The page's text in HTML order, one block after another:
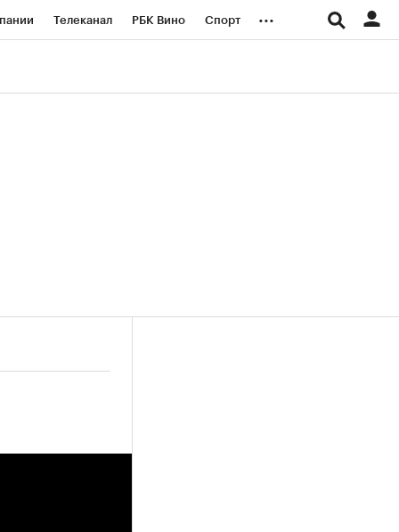
Телеканал РБК Вино Спорт ...